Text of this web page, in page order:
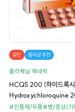
할인 델리샵 추천
플라퀘닐 제네릭
HCQS 200 (하이드록
Hydroxychloroquine
#진통제/두통#병/증상(기